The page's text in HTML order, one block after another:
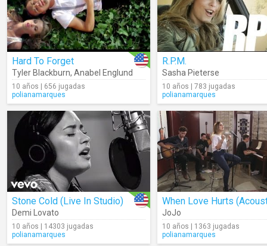
Hard To Forget
Tyler Blackburn, Anabel Englund
10 años | 656 jugadas
polianamarques
R.P.M.
Sasha Pieterse
10 años | 783 jugadas
polianamarques
Stone Cold (Live In Studio)
Demi Lovato
10 años | 14303 jugadas
polianamarques
When Love Hurts
JoJo
10 años | 1363 jugadas
polianamarques